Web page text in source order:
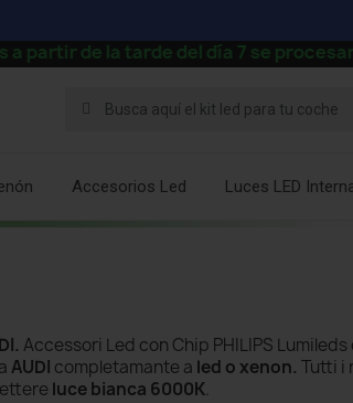
de la tarde del día 7 se procesarán
Accesorios Led Luces LED
Accessori Led con Chip PHILIPS
AUDI completamante a led o xenon. Tutti i
luce bianca 6000K.